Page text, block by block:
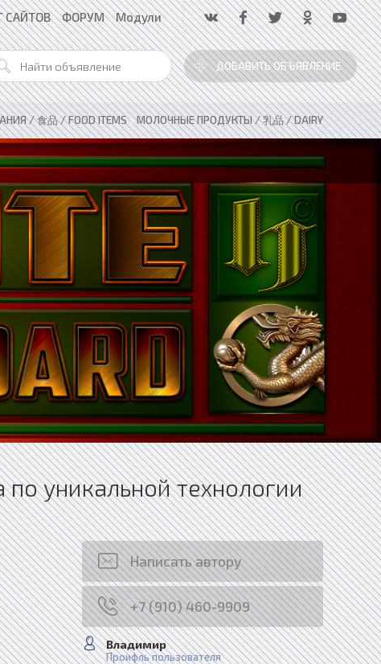
САЙТОВ ФОРУМ Модули
ДОБАВИТЬ ОБЪЯВЛЕНИЕ
/ 食品 / FOOD ITEMS»МОЛОЧНЫЕ ПРОДУКТЫ / 乳品 / DAIRY
уникальной технологии
Написать автору
+7 (910) 460-9909
Владимир
Проифль пользователя